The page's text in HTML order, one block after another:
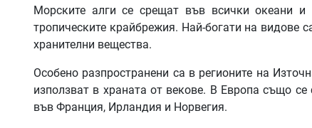
Морските алги се срещат във всички океани
тропическите крайбрежия. Най-богати на видове
хранителни вещества.
Особено разпространени са в регионите на
използват в храната от векове. В Европа също
във Франция, Ирландия и Норвегия.